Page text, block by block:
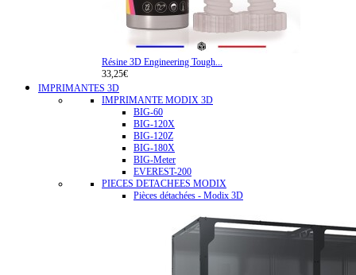
Résine 3D Engineering Tough...
33,25€
IMPRIMANTES 3D
IMPRIMANTE MODIX 3D
BIG-60
BIG-120X
BIG-120Z
BIG-180X
BIG-Meter
EVEREST-200
PIECES DETACHEES MODIX
Pièces détachées - Modix 3D